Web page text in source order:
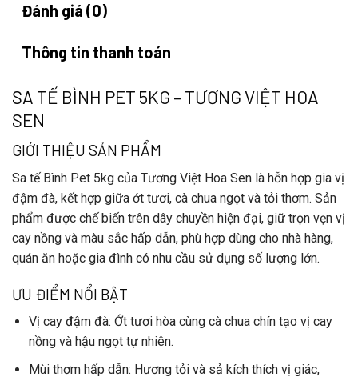
Đánh giá (0)
Thông tin thanh toán
SA TẾ BÌNH PET 5KG – TƯƠNG VIỆT HOA
SEN
GIỚI THIỆU SẢN PHẨM
Sa tế Bình Pet 5kg của Tương Việt Hoa Sen là hỗn hợp gia vị
đậm đà, kết hợp giữa ớt tươi, cà chua ngọt và tỏi thơm. Sản
phẩm được chế biến trên dây chuyền hiện đại, giữ trọn vẹn vị
cay nồng và màu sắc hấp dẫn, phù hợp dùng cho nhà hàng,
quán ăn hoặc gia đình có nhu cầu sử dụng số lượng lớn.
ƯU ĐIỂM NỔI BẬT
Vị cay đậm đà: Ớt tươi hòa cùng cà chua chín tạo vị cay
nồng và hậu ngọt tự nhiên.
Mùi thơm hấp dẫn: Hương tỏi và sả kích thích vị giác,